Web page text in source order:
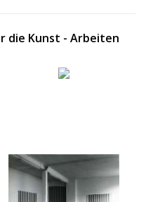
die Kunst - Arbeiten